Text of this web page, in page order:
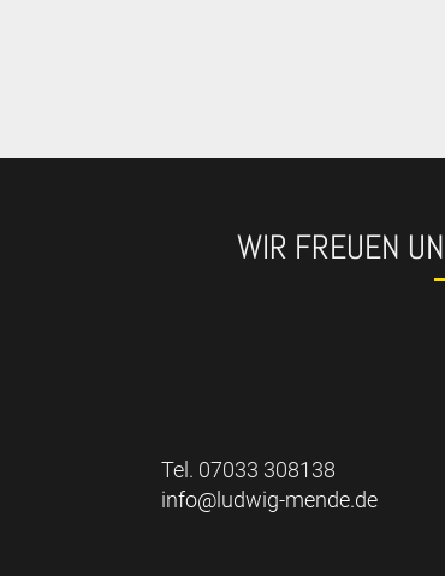
WIR FREUEN
Tel. 07033 308138
info@ludwig-mende.de